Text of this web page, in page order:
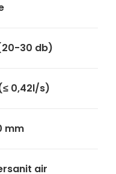
30 db)
0,42l/s)
mm
air